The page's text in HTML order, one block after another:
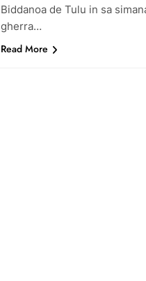
Biddanoa de Tulu in sa
gherra…
Read More